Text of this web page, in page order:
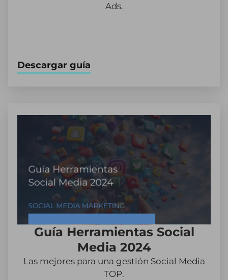
Ads.
Descargar guía
Guía Herramientas Social
Media 2024
Las mejores para una gestión Social Media
TOP.